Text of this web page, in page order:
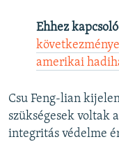
Ehhez
amerikai
Csu Feng-lian
szükségesek voltak
integritás védelme